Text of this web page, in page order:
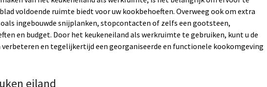
voldoende ruimte biedt voor uw kookbehoeften. Overweeg ook om extra
ingebouwde snijplanken, stopcontacten of zelfs een gootsteen,
en budget. Door het keukeneiland als werkruimte te gebruiken, kunt u de
verbeteren en tegelijkertijd een georganiseerde en functionele kookomgeving
eiland